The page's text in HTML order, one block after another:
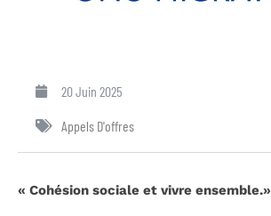
20 Juin 2025
Appels D'offres
« Cohésion sociale et vivre ensemble.»